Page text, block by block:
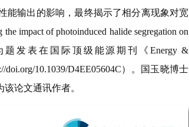
能输出的影响，最终揭示了相分离现象对宽
impact of photoinduced halide segregation on
为题发表在国际顶级 能源期刊《Energy &
10.1039/D4EE05604C）。国玉晓博士
论文通讯作者。